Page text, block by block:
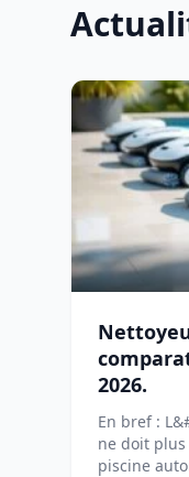
2026.
En bref :
ne doit
piscine